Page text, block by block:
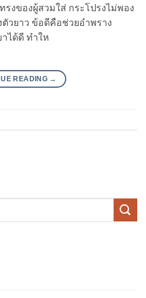
งของผู้สวมใส่ กระโปรงไม่พอง
วยาว ข้อดีคือช่วยอำพราง
ได้ดี ทำให
READING →